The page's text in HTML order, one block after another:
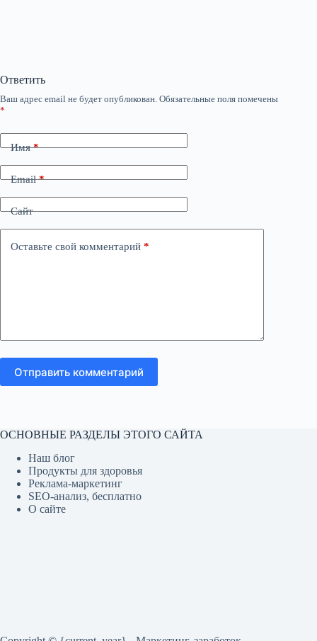
Ответить
Ваш адрес email не будет опубликован. Обязательные поля помечены
*
Имя*
Email*
Сайт
Оставьте свой комментарий *
Отправить комментарий
ОСНОВНЫЕ РАЗДЕЛЫ ЭТОГО САЙТА
Наш блог
Продукты для здоровья
Реклама-маркетинг
SEO-анализ, бесплатно
О сайте